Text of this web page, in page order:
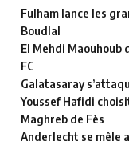
Fulham lance les
Boudlal
El Mehdi Maouhoub
FC
Galatasaray
Youssef Hafidi
Maghreb de Fès
Anderlecht se mêle